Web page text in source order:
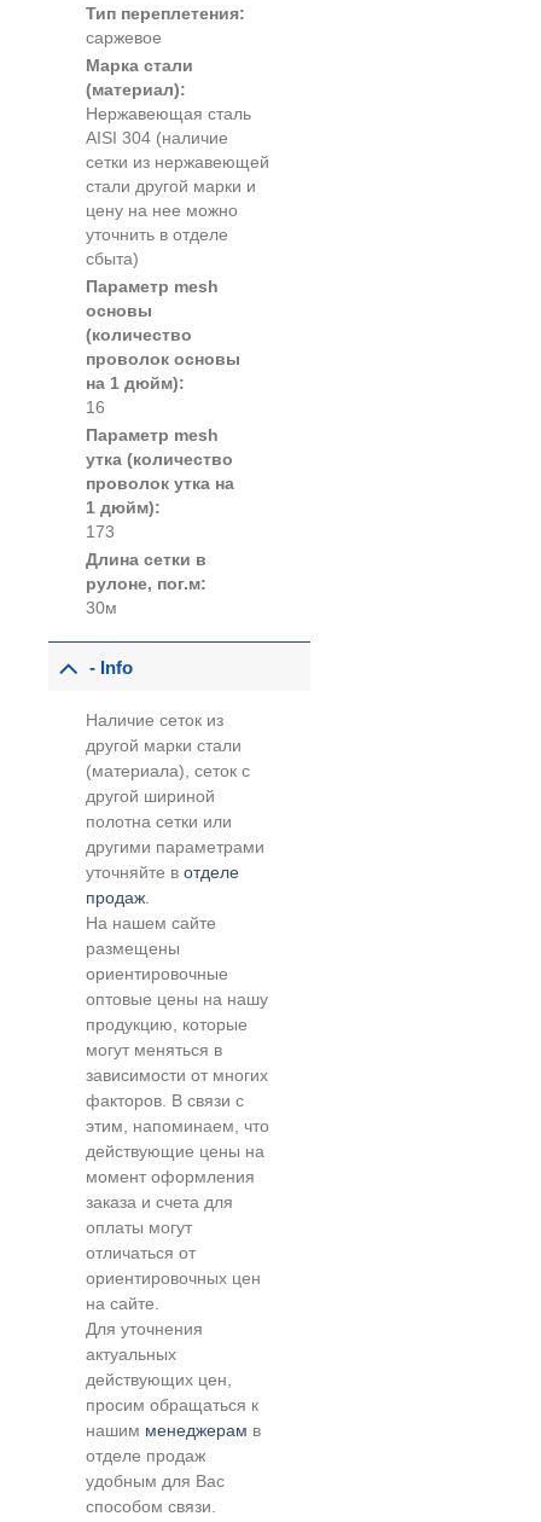
Тип переплетения:
саржевое
Марка стали
(материал):
Нержавеющая сталь
AISI 304 (наличие
сетки из нержавеющей
стали другой марки и
цену на нее можно
уточнить в отделе
сбыта)
Параметр mesh
основы
(количество
проволок основы
на 1 дюйм):
16
Параметр mesh
утка (количество
проволок утка на
1 дюйм):
173
Длина сетки в
рулоне, пог.м:
30м
- Info
Наличие сеток из
другой марки стали
(материала), сеток с
другой шириной
полотна сетки или
другими параметрами
уточняйте вотделе
продаж.
На нашем сайте
размещены
ориентировочные
оптовые цены на нашу
продукцию, которые
могут меняться в
зависимости от многих
факторов. В связи с
этим, напоминаем, что
действующие цены на
момент оформления
заказа и счета для
оплаты могут
отличаться от
ориентировочных цен
на сайте.
Для уточнения
актуальных
действующих цен,
просим обращаться к
нашим менеджерам в
отделе продаж
удобным для Вас
способом связи.